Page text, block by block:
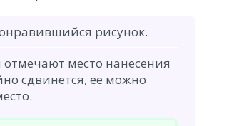
рисунок.
место нанесения
сдвинется, ее можно